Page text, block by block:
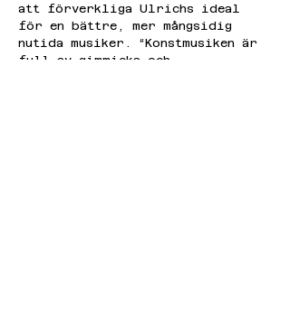
att förverkliga Ulrichs ideal
för en bättre, mer mångsidig
nutida musiker. “Konstmusiken är
full av gimmicks och